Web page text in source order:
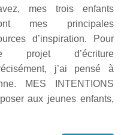
mes trois enfants
mes principales
d’inspiration. Pour
projet d’écriture
j’ai pensé à
MES INTENTIONS
aux jeunes enfants,